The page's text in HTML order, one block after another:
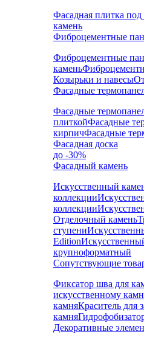
Фасадная плитка
камень
Фиброцементные
Фиброцементные
камень
Козырьки и навесы
Фасадные
Фасадные
плиткойФасадные
кирпичФасадные
Фасадная доска
до -30%
Фасадный камень
Искусственный
коллекции
коллекции
Отделочный камень
ступени
Edition
крупноформатный
Сопутствующие
Фиксатор шва для
искусственному
камняКраситель для
камня
Декоративные